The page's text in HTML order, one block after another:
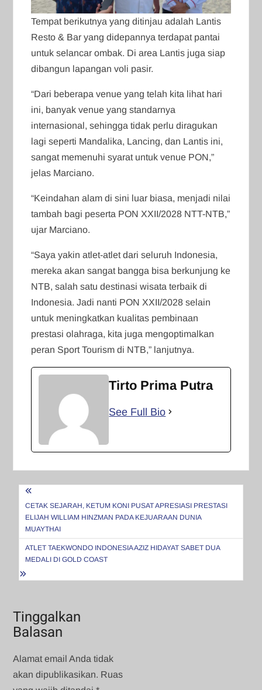
Tempat berikutnya yang ditinjau adalah Lantis
Resto & Bar yang didepannya terdapat pantai
untuk selancar ombak. Di area Lantis juga siap
dibangun lapangan voli pasir.
“Dari beberapa venue yang telah kita lihat hari
ini, banyak venue yang standarnya
internasional, sehingga tidak perlu diragukan
lagi seperti Mandalika, Lancing, dan Lantis ini,
sangat memenuhi syarat untuk venue PON,”
jelas Marciano.
“Keindahan alam di sini luar biasa, menjadi nilai
tambah bagi peserta PON XXII/2028 NTT-NTB,”
ujar Marciano.
“Saya yakin atlet-atlet dari seluruh Indonesia,
mereka akan sangat bangga bisa berkunjung ke
NTB, salah satu destinasi wisata terbaik di
Indonesia. Jadi nanti PON XXII/2028 selain
untuk meningkatkan kualitas pembinaan
prestasi olahraga, kita juga mengoptimalkan
peran Sport Tourism di NTB,” lanjutnya.
Tirto Prima Putra
See Full Bio
Navigasi
pos
CETAK SEJARAH, KETUM KONI PUSAT APRESIASI PRESTASI
ELIJAH WILLIAM HINZMAN PADA KEJUARAAN DUNIA
MUAYTHAI
​ATLET TAEKWONDO INDONESIA AZIZ HIDAYAT SABET DUA
MEDALI DI GOLD COAST
Tinggalkan
Balasan
Alamat email Anda tidak
akan dipublikasikan. Ruas